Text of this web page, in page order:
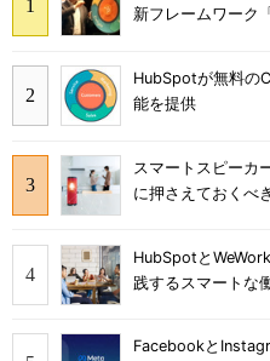
新フレームワーク
HubSpotが無料の
能を提供
スマートスピーカ
に押さえておくべ
HubSpotと
践するスマートな
Facebookと